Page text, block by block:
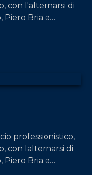
con l'alternarsi di
Piero Bria e
professionistico,
con lalternarsi di
Piero Bria e